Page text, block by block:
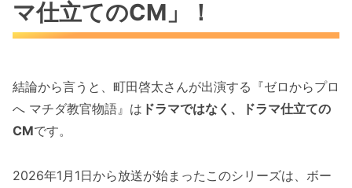
マ仕立てのCM」！
結論から言うと、町田啓太さんが出演する『ゼロからプロ
へ マチダ教官物語』は ドラマではなく、ドラマ仕立ての
CMです。
2026年1月1日から放送が始まったこのシリーズは、ボー